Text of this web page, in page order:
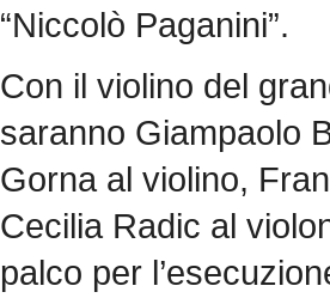
“Niccolò Paganini”.
Con il violino del
saranno Giampaolo
Gorna al violino,
Cecilia Radic al
palco per